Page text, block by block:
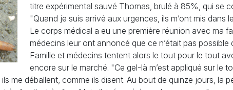
titre expérimental sauvé Thomas, brulé à 85%, qui se
"Quand je suis arrivé aux urgences, ils m’ont mis dans
Le corps médical a eu une première réunion avec ma
médecins leur ont annoncé que ce n’était pas possible
Famille et médecins tentent alors le tout pour le tout
encore sur le marché. "Ce gel-là m’est appliqué sur le
me déballent, comme ils disent. Au bout de quinze jours, la